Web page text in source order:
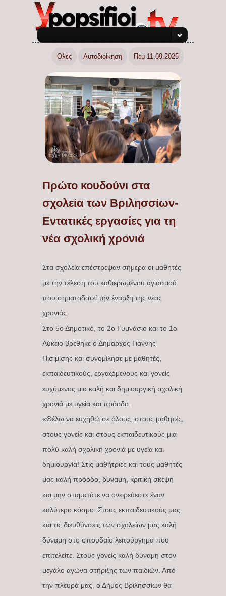
Ολες Αυτοδιοίκηση Πεμ 11.09.2025
Πρώτο κουδούνι στα
σχολεία των Βριλησσίων-
Εντατικές εργασίες για τη
νέα σχολική χρονιά
Στα σχολεία επέστρεψαν σήμερα οι μαθητές
με την τέλεση του καθιερωμένου αγιασμού
που σηματοδοτεί την έναρξη της νέας
χρονιάς.
Στο 5ο Δημοτικό, το 2ο Γυμνάσιο και το 1ο
Λύκειο βρέθηκε ο Δήμαρχος Γιάννης
Πισιμίσης και συνομίλησε με μαθητές,
εκπαιδευτικούς, εργαζόμενους και γονείς
ευχόμενος μια καλή και δημιουργική σχολική
χρονιά με υγεία και πρόοδο.
«Θέλω να ευχηθώ σε όλους, στους μαθητές,
στους γονείς και στους εκπαιδευτικούς μια
πολύ καλή σχολική χρονιά με υγεία και
δημιουργία! Στις μαθήτριες και τους μαθητές
μας καλή πρόοδο, δύναμη, κριτική σκέψη
και μην σταματάτε να ονειρεύεστε έναν
καλύτερο κόσμο. Στους εκπαιδευτικούς μας
και τις διευθύνσεις των σχολείων μας καλή
δύναμη στο σπουδαίο λειτούργημα που
επιτελείτε. Στους γονείς καλή δύναμη στον
μεγάλο αγώνα στήριξης των παιδιών. Από
την πλευρά μας, ο Δήμος Βριλησσίων θα